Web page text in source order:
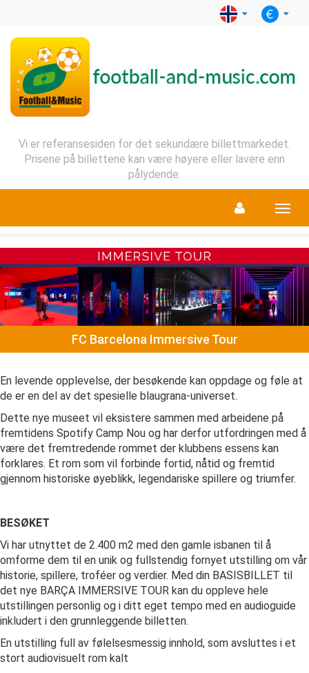
Vi er referansesiden for det sekundære billettmarkedet.
Prisene på billettene kan være høyere eller lavere enn
pålydende.
Menu
FC Barcelona Immersive Tour
En levende opplevelse, der besøkende kan oppdage og føle at
de er en del av det spesielle blaugrana-universet.
Dette nye museet vil eksistere sammen med arbeidene på
fremtidens Spotify Camp Nou og har derfor utfordringen med å
være det fremtredende rommet der klubbens essens kan
forklares. Et rom som vil forbinde fortid, nåtid og fremtid
gjennom historiske øyeblikk, legendariske spillere og triumfer.
BESØKET
Vi har utnyttet de 2.400 m2 med den gamle isbanen til å
omforme dem til en unik og fullstendig fornyet utstilling om vår
historie, spillere, troféer og verdier. Med din BASISBILLET til
det nye BARÇA IMMERSIVE TOUR kan du oppleve hele
utstillingen personlig og i ditt eget tempo med en audioguide
inkludert i den grunnleggende billetten.
En utstilling full av følelsesmessig innhold, som avsluttes i et
stort audiovisuelt rom kalt